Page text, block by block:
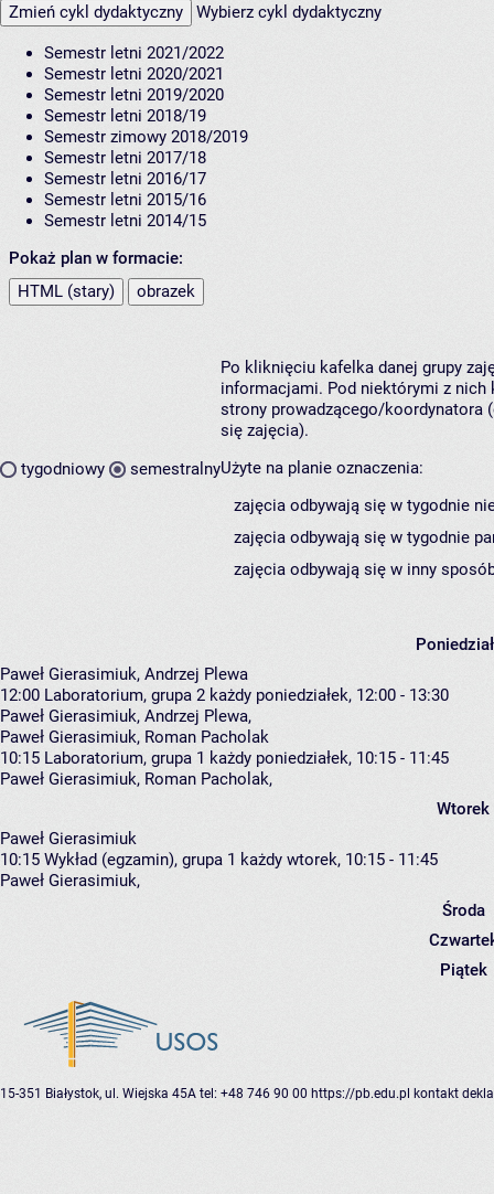
Zmień cykl dydaktyczny Wybierz cykl dydaktyczny
Semestr letni 2021/2022
Semestr letni 2020/2021
Semestr letni 2019/2020
Semestr letni 2018/19
Semestr zimowy 2018/2019
Semestr letni 2017/18
Semestr letni 2016/17
Semestr letni 2015/16
Semestr letni 2014/15
Pokaż plan w formacie:
HTML (stary)
obrazek
tygodniowy semestralny
Po kliknięciu kafelka danej grupy
informacjami. Pod niektórymi z nich
strony prowadzącego/koordynatora
się zajęcia).
Użyte na planie oznaczenia:
zajęcia odbywają się w tygodnie
zajęcia odbywają się w tygodnie
zajęcia odbywają się w inny
Paweł Gierasimiuk, Andrzej Plewa
12:00 Laboratorium, grupa 2 każdy poniedziałek, 12:00 - 13:30
Paweł Gierasimiuk, Andrzej Plewa,
Paweł Gierasimiuk, Roman Pacholak
10:15 Laboratorium, grupa 1 każdy poniedziałek, 10:15 - 11:45
Paweł Gierasimiuk, Roman Pacholak,
Wtorek
Paweł Gierasimiuk
10:15 Wykład (egzamin), grupa 1 każdy wtorek, 10:15 - 11:45
Paweł Gierasimiuk,
Środa
Piątek
15-351 Białystok, ul. Wiejska 45A tel: +48 746 90 00 https://pb.edu.pl kontakt